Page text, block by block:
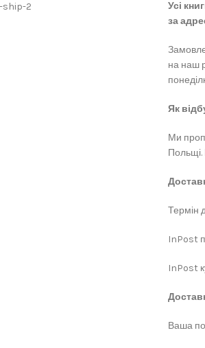
Усі
за
на наш
Як
Ми
Польщі.
Термін
InPost
InPost
Ваша